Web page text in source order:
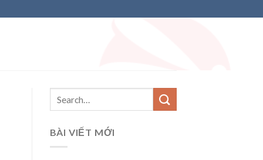
BÀI VIẾT MỚI